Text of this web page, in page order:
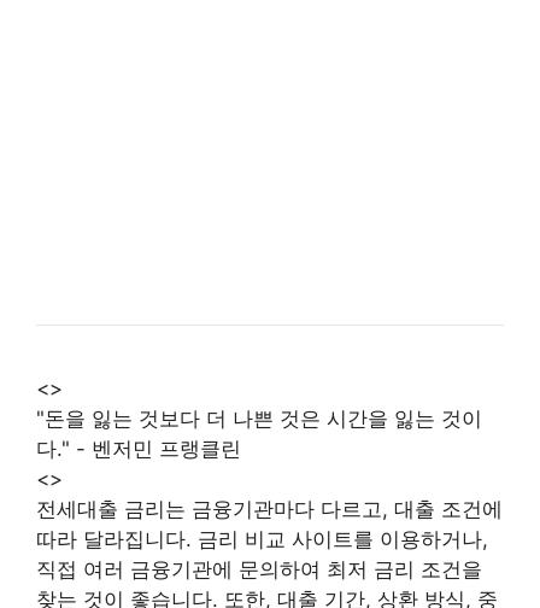
<>
"돈을 잃는 것보다 더 나쁜 것은 시간을 잃는 것이
다." - 벤저민 프랭클린
<>
전세대출 금리는 금융기관마다 다르고, 대출 조건에
따라 달라집니다. 금리 비교 사이트를 이용하거나,
직접 여러 금융기관에 문의하여 최저 금리 조건을
찾는 것이 좋습니다. 또한, 대출 기간, 상환 방식, 중